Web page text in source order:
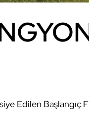
Edilen Başlangıç